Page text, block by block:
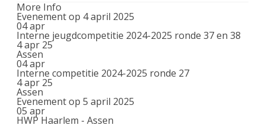
More Info
Evenement op 4 april 2025
04apr
Interne jeugdcompetitie 2024-2025 ronde 37 en 38
4 apr 25
Assen
04apr
Interne competitie 2024-2025 ronde 27
4 apr 25
Assen
Evenement op 5 april 2025
05 apr
HWP Haarlem - Assen